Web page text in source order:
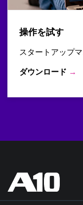
操作を試す
スタートアップ
ダウンロード →